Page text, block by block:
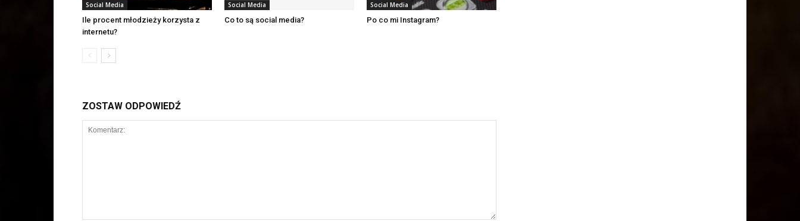
Social Media
Ile procent młodzieży korzysta z
internetu?
Social Media
Co to są social media?
Social Media
Po co mi Instagram?
ZOSTAW ODPOWIEDŹ